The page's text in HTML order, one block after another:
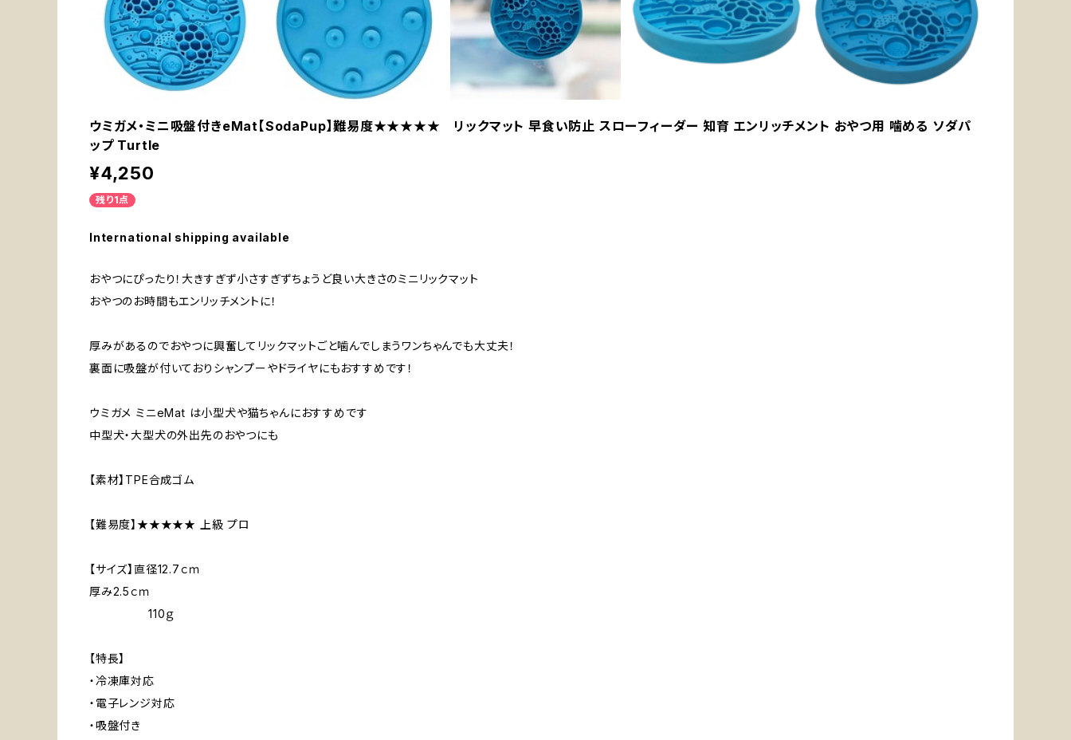
ウミガメ・ミニ吸盤付きeMat【SodaPup】難易度★★★★★ リックマット 早食い防止 スローフィーダー 知育 エンリッチメント おやつ用 噛める ソダパ
ップ Turtle
¥4,250
残り1点
International shipping available
おやつにぴったり！大きすぎず小さすぎずちょうど良い大きさのミニリックマット
おやつのお時間もエンリッチメントに！
厚みがあるのでおやつに興奮してリックマットごと噛んでしまうワンちゃんでも大丈夫！
裏面に吸盤が付いておりシャンプーやドライヤにもおすすめです！
ウミガメ ミニeMat は小型犬や猫ちゃんにおすすめです
中型犬・大型犬の外出先のおやつにも
【素材】TPE合成ゴム
【難易度】★★★★★ 上級 プロ
【サイズ】直径12.7ｃｍ
厚み2.5ｃｍ
110ｇ
【特長】
・冷凍庫対応
・電子レンジ対応
・吸盤付き